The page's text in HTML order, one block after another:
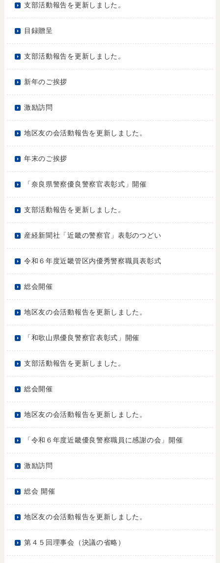
支部活動報告を更新しました。
目録贈呈
支部活動報告を更新しました。
新年のご挨拶
激励訪問
地区友の会活動報告を更新しました。
年末のご挨拶
「奈良県警察優良警察官表彰式」開催
支部活動報告を更新しました。
産経新聞社「近畿の警察官」表彰のつどい
令和６年度近畿管区内優秀警察職員表彰式
総会開催
地区友の会活動報告を更新しました。
「和歌山県優良警察官表彰式」開催
支部活動報告を更新しました。
総会開催
地区友の会活動報告を更新しました。
「令和６年度近畿優良警察職員に感謝の会」開催
激励訪問
総会 開催
地区友の会活動報告を更新しました。
第４５回理事会（決議の省略）